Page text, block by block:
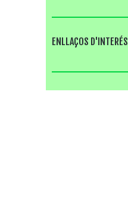
ENLLAÇOS D'INTERÉS